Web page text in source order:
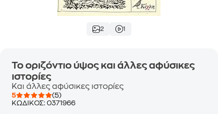
2 1
Το οριζόντιο ύψος και άλλες αφύσικες
ιστορίες
Και άλλες αφύσικες ιστορίες
5
(5)
ΚΩΔΙΚΟΣ: 0371966